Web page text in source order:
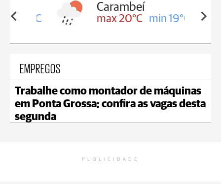
19°C
Carambeí
max 20°C min 19°C
EMPREGOS
Trabalhe como montador de máquinas
em Ponta Grossa; confira as vagas desta
segunda
PUBLICIDADE